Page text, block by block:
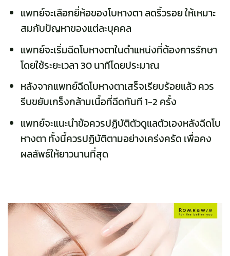
แพทย์จะเลือกยี่ห้อของโบหางตา ลดริ้วรอย ให้เหมาะ
สมกับปัญหาของแต่ละบุคคล
แพทย์จะเริ่มฉีดโบหางตาในตำแหน่งที่ต้องการรักษา
โดยใช้ระยะเวลา 30 นาทีโดยประมาณ
หลังจากแพทย์ฉีดโบหางตาเสร็จเรียบร้อยแล้ว ควร
รีบขยับเกร็งกล้ามเนื้อที่ฉีดทันที 1-2 ครั้ง
แพทย์จะแนะนำข้อควรปฏิบัติตัวดูแลตัวเองหลังฉีดโบ
หางตา ทั้งนี้ควรปฏิบัติตามอย่างเคร่งครัด เพื่อคง
ผลลัพธ์ให้ยาวนานที่สุด